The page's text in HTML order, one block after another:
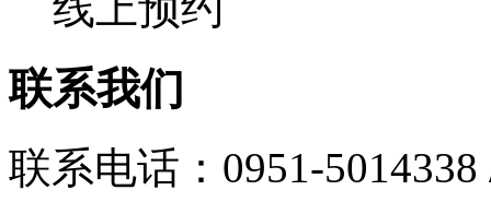
联系我们
联系电话：0951-5014338